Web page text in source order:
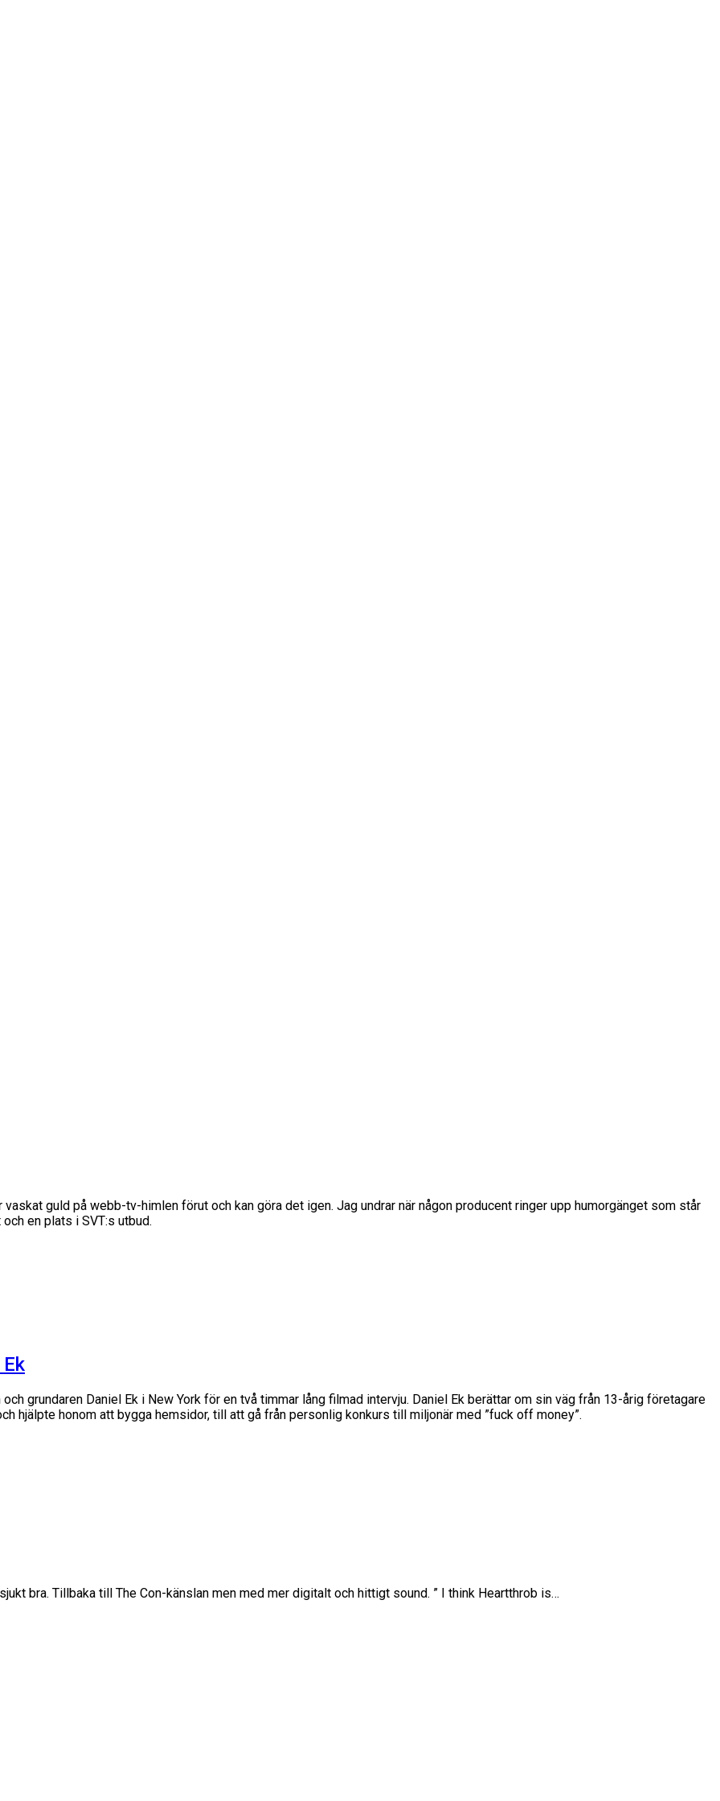
vaskat guld på webb-tv-himlen förut och kan göra det igen. Jag undrar när någon producent ringer upp humorgänget som står
en plats i SVT:s utbud.
grundaren Daniel Ek i New York för en två timmar lång filmad intervju. Daniel Ek berättar om sin väg från 13-årig företagare
hjälpte honom att bygga hemsidor, till att gå från personlig konkurs till miljonär med ”fuck off money”.
bra. Tillbaka till The Con-känslan men med mer digitalt och hittigt sound. ” I think Heartthrob is…